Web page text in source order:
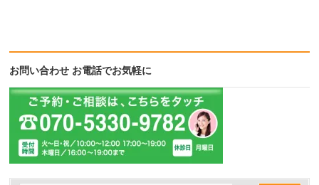
お問い合わせ お電話でお気軽に